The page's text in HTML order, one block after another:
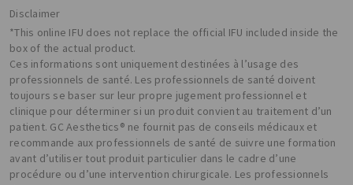
Disclaimer
*This online IFU does not replace the official IFU included inside the
box of the actual product.
Ces informations sont uniquement destinées à l’usage des
professionnels de santé. Les professionnels de santé doivent
toujours se baser sur leur propre jugement professionnel et
clinique pour déterminer si un produit convient au traitement d’un
patient. GC Aesthetics® ne fournit pas de conseils médicaux et
recommande aux professionnels de santé de suivre une formation
avant d’utiliser tout produit particulier dans le cadre d’une
procédure ou d’une intervention chirurgicale. Les professionnels